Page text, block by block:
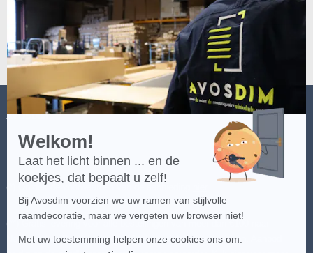
Meer
over
Axeptio
Welkom!
Laat het licht binnen ... en de
koekjes, dat bepaalt u zelf!
Bij Avosdim voorzien we uw ramen van stijlvolle
raamdecoratie, maar we vergeten uw browser niet!
Met uw toestemming helpen onze cookies ons om:
AVOSDIM
(*) Ontdek de voorwaarden van de aanbieding
(**) Gratis levering voor alle bestellingen van meer dan €100 naar
Nederland en België - uitgezonderd speciale bestemmingen. Aanbod